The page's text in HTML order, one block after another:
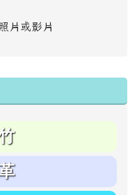
片或影片